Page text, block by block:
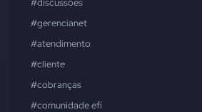
#discussões
#gerencianet
#atendimento
#cliente
#cobranças
#comunidade efí